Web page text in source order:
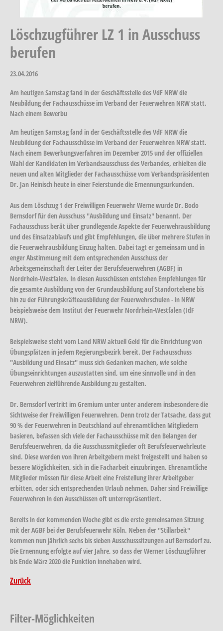
Löschzugführer LZ 1 in Ausschuss
berufen
23.04.2016
Am heutigen Samstag fand in der Geschäftsstelle des VdF NRW die
Neubildung der Fachausschüsse im Verband der Feuerwehren NRW statt.
Nach einem Bewerbu
Am heutigen Samstag fand in der Geschäftsstelle des VdF NRW die
Neubildung der Fachausschüsse im Verband der Feuerwehren NRW statt.
Nach einem Bewerbungsverfahren im Dezember 2015 und der offiziellen
Wahl der Kandidaten im Verbandsausschuss des Verbandes, erhielten die
neuen und alten Mitglieder der Fachausschüsse vom Verbandspräsidenten
Dr. Jan Heinisch heute in einer Feierstunde die Ernennungsurkunden.
Aus dem Löschzug 1 der Freiwilligen Feuerwehr Werne wurde Dr. Bodo
Bernsdorf für den Ausschuss "Ausbildung und Einsatz" benannt. Der
Fachausschuss berät über grundlegende Aspekte der Feuerwehrausbildung
und des Einsatzablaufs und gibt Empfehlungen, die über mehrere Stufen in
die Feuerwehrausbildung Einzug halten. Dabei tagt er gemeinsam und in
enger Abstimmung mit dem entsprechenden Ausschuss der
Arbeitsgemeinschaft der Leiter der Berufsfeuerwehren (AGBF) in
Nordrhein-Westfalen. In diesen Ausschüssen entstehen Empfehlungen für
die gesamte Ausbildung von der Grundausbildung auf Standortebene bis
hin zu der Führungskräfteausbildung der Feuerwehrschulen - in NRW
beispielsweise dem Institut der Feuerwehr Nordrhein-Westfalen (IdF
NRW).
Beispielsweise steht vom Land NRW aktuell Geld für die Einrichtung von
Übungsplätzen in jedem Regierungsbezirk bereit. Der Fachausschuss
"Ausbildung und Einsatz" muss sich Gedanken machen, wie solche
Übungseinrichtungen auszustatten sind, um eine sinnvolle und in den
Feuerwehren zielführende Ausbildung zu gestalten.
Dr. Bernsdorf vertritt im Gremium unter unter anderem insbesondere die
Sichtweise der Freiwilligen Feuerwehren. Denn trotz der Tatsache, dass gut
90 % der Feuerwehren in Deutschland auf ehrenamtlichen Mitgliedern
basieren, befassen sich viele der Fachausschüsse mit den Belangen der
Berufsfeuerwehren, da die Ausschussmitglieder oft Berufsfeuerwehrleute
sind. Diese werden von ihren Arbeitgebern meist freigestellt und haben so
bessere Möglichkeiten, sich in die Facharbeit einzubringen. Ehrenamtliche
Mitglieder müssen für diese Arbeit eine Freistellung ihrer Arbeitgeber
erbitten, oder sich entsprechenden Urlaub nehmen. Daher sind Freiwillige
Feuerwehren in den Ausschüssen oft unterrepräsentiert.
Bereits in der kommenden Woche gibt es die erste gemeinsamen Sitzung
mit der AGBF bei der Berufsfeuerwehr Köln. Neben der "Stillarbeit"
kommen nun jährlich sechs bis sieben Ausschusssitzungen auf Bernsdorf zu.
Die Ernennung erfolgte auf vier Jahre, so dass der Werner Löschzugführer
bis Ende März 2020 die Funktion innehaben wird.
Zurück
Filter-Möglichkeiten